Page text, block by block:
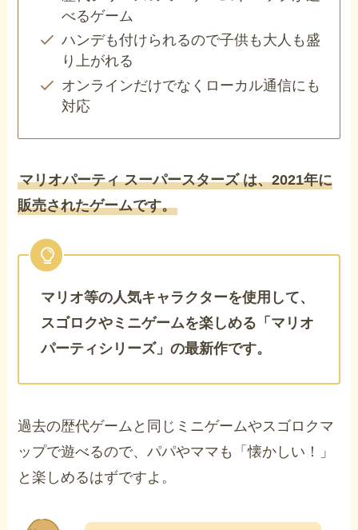
べるゲーム
ハンデも付けられるので子供も大人も盛
り上がれる
オンラインだけでなくローカル通信にも
対応
マリオパーティ スーパースターズ は、2021年に
販売されたゲームです。
マリオ等の人気キャラクターを使用して、
スゴロクやミニゲームを楽しめる「マリオ
パーティシリーズ」の最新作です。
過去の歴代ゲームと同じミニゲームやスゴロクマ
ップで遊べるので、パパやママも「懐かしい！」
と楽しめるはずですよ。